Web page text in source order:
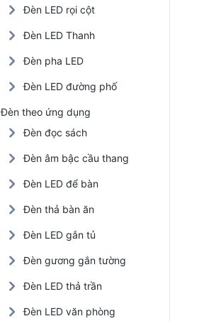
Đèn LED rọi cột
Đèn LED Thanh
Đèn pha LED
Đèn LED đường phố
Đèn theo ứng dụng
Đèn đọc sách
Đèn âm bậc cầu thang
Đèn LED để bàn
Đèn thả bàn ăn
Đèn LED gắn tủ
Đèn gương gắn tường
Đèn LED thả trần
Đèn LED văn phòng